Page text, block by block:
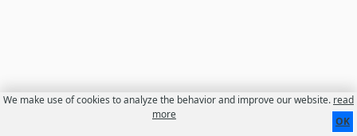
We make use of cookies to analyze the behavior and improve our website. read
more
OK